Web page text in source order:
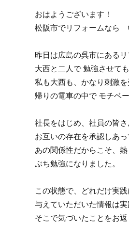
おはようございます！
松阪市でリフォームなら
昨日は広島の呉市にある
大西と二人で 勉強させて
私も大西も、かなり刺激を
帰りの電車の中で モチベ
社長をはじめ、社員の皆
お互いの存在を承認しあ
あの関係性だからこそ、
ぶち勉強になりました。
この状態で、どれだけ実践
与えていただいた情報は実
そこで気づいたことをお返